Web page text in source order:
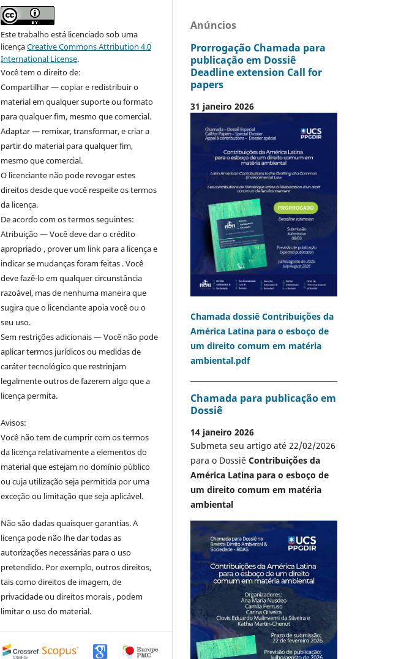
Este trabalho está licenciado sob uma
licençaCreative Commons Attribution 4.0
International License.
Você tem o direito de:
Compartilhar — copiar e redistribuir o
material em qualquer suporte ou formato
para qualquer fim, mesmo que comercial.
Adaptar — remixar, transformar, e criar a
partir do material para qualquer fim,
mesmo que comercial.
O licenciante não pode revogar estes
direitos desde que você respeite os termos
da licença.
De acordo com os termos seguintes:
Atribuição — Você deve dar o crédito
apropriado , prover um link para a licença e
indicar se mudanças foram feitas . Você
deve fazê-lo em qualquer circunstância
razoável, mas de nenhuma maneira que
sugira que o licenciante apoia você ou o
seu uso.
Sem restrições adicionais — Você não pode
aplicar termos jurídicos ou medidas de
caráter tecnológico que restrinjam
legalmente outros de fazerem algo que a
licença permita.
Avisos:
Você não tem de cumprir com os termos
da licença relativamente a elementos do
material que estejam no domínio público
ou cuja utilização seja permitida por uma
exceção ou limitação que seja aplicável.
Não são dadas quaisquer garantias. A
licença pode não lhe dar todas as
autorizações necessárias para o uso
pretendido. Por exemplo, outros direitos,
tais como direitos de imagem, de
privacidade ou direitos morais , podem
limitar o uso do material.
Anúncios
Prorrogação Chamada para
publicação em Dossiê
Deadline extension Call for
papers
31 janeiro 2026
Chamada dossiê Contribuições da
América Latina para o esboço de
um direito comum em matéria
ambiental.pdf
Chamada para publicação em
Dossiê
14 janeiro 2026
Submeta seu artigo até 22/02/2026
para o Dossiê Contribuições da
América Latina para o esboço de
um direito comum em matéria
ambiental